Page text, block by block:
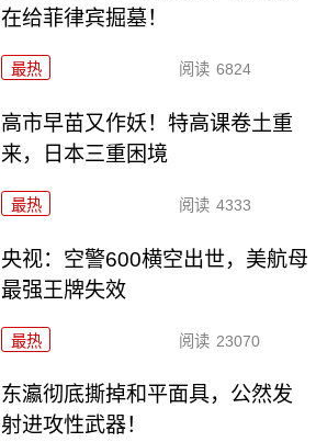
在给菲律宾掘墓！
最热 阅读 6824
高市早苗又作妖！特高课卷土重
来，日本三重困境
最热 阅读 4333
央视：空警600横空出世，美航母
最强王牌失效
最热 阅读 23070
东瀛彻底撕掉和平面具，公然发
射进攻性武器！